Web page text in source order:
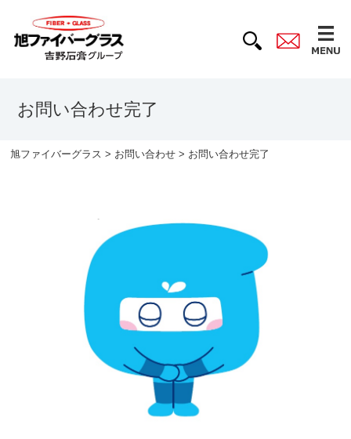
お問い合わせ完了
旭ファイバーグラス > お問い合わせ > お問い合わせ完了